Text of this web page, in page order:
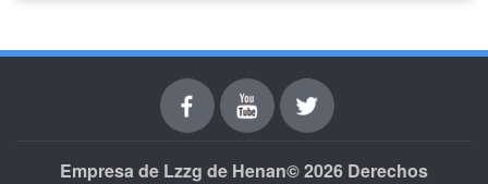
FacebookyoutubeTwitter
Empresa de Lzzg de Henan© 2026 Derechos